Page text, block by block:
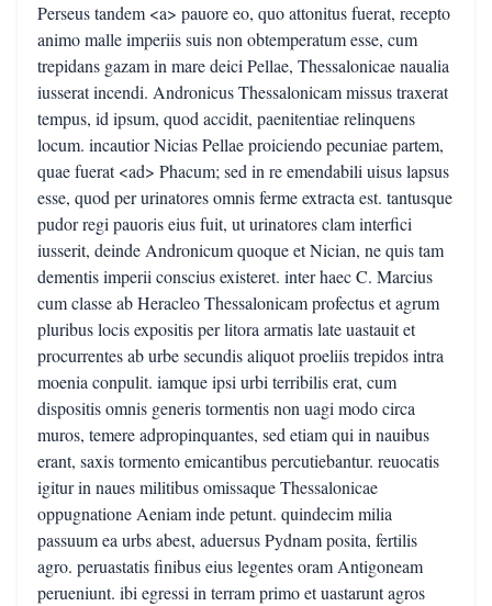
Perseus tandem <a> pauore eo, quo attonitus fuerat, recepto
animo malle imperiis suis non obtemperatum esse, cum
trepidans gazam in mare deici Pellae, Thessalonicae naualia
iusserat incendi. Andronicus Thessalonicam missus traxerat
tempus, id ipsum, quod accidit, paenitentiae relinquens
locum. incautior Nicias Pellae proiciendo pecuniae partem,
quae fuerat <ad> Phacum; sed in re emendabili uisus lapsus
esse, quod per urinatores omnis ferme extracta est. tantusque
pudor regi pauoris eius fuit, ut urinatores clam interfici
iusserit, deinde Andronicum quoque et Nician, ne quis tam
dementis imperii conscius existeret. inter haec C. Marcius
cum classe ab Heracleo Thessalonicam profectus et agrum
pluribus locis expositis per litora armatis late uastauit et
procurrentes ab urbe secundis aliquot proeliis trepidos intra
moenia conpulit. iamque ipsi urbi terribilis erat, cum
dispositis omnis generis tormentis non uagi modo circa
muros, temere adpropinquantes, sed etiam qui in nauibus
erant, saxis tormento emicantibus percutiebantur. reuocatis
igitur in naues militibus omissaque Thessalonicae
oppugnatione Aeniam inde petunt. quindecim milia
passuum ea urbs abest, aduersus Pydnam posita, fertilis
agro. peruastatis finibus eius legentes oram Antigoneam
perueniunt. ibi egressi in terram primo et uastarunt agros